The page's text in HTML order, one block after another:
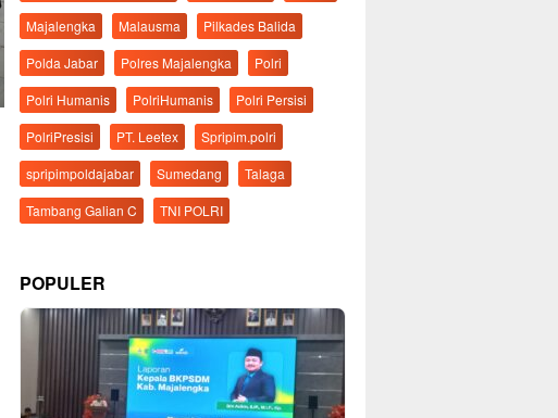
Majalengka
Malausma
Pilkades Balida
Polda Jabar
Polres Majalengka
Polri
Polri Humanis
PolriHumanis
Polri Persisi
PolriPresisi
PT. Leetex
Spripim.polri
spripimpoldajabar
Sumedang
Talaga
Tambang Galian C
TNI POLRI
POPULER